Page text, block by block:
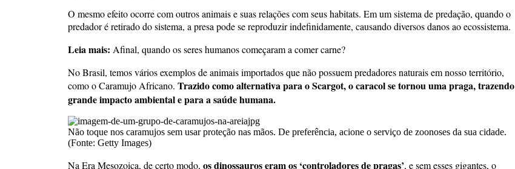
O mesmo efeito ocorre com outros animais e suas relações com seus habitats. Em um sistema de predação, quando o
predador é retirado do sistema, a presa pode se reproduzir indefinidamente, causando diversos danos ao ecossistema.
Leia mais: Afinal, quando os seres humanos começaram a comer carne?
No Brasil, temos vários exemplos de animais importados que não possuem predadores naturais em nosso território,
como o Caramujo Africano. Trazido como alternativa para o Scargot, o caracol se tornou uma praga, trazendo
grande impacto ambiental e para a saúde humana.
Não toque nos caramujos sem usar proteção nas mãos. De preferência, acione o serviço de zoonoses da sua cidade.
(Fonte: Getty Images)
Na Era Mesozoica, de certo modo, os dinossauros eram os ‘controladores de pragas’, e sem esses gigantes, o